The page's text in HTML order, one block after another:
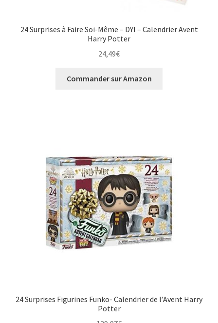
24 Surprises à Faire Soi-Même – DYI – Calendrier Avent
Harry Potter
24,49€
Commander sur Amazon
24 Surprises Figurines Funko- Calendrier de l’Avent Harry
Potter